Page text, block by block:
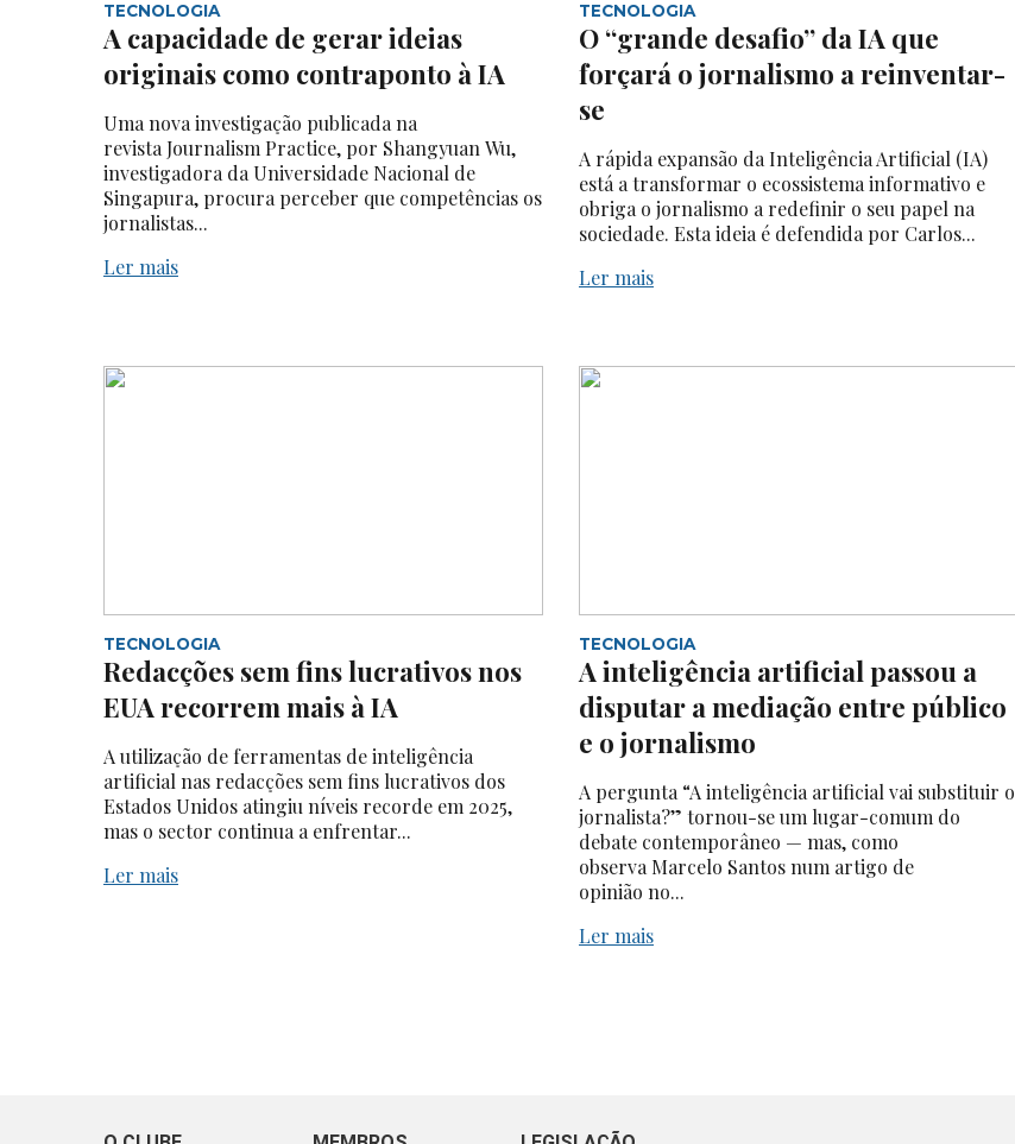
TECNOLOGIA
A capacidade de gerar ideias
originais como contraponto à IA
Uma nova investigação publicada na
revista Journalism Practice, por Shangyuan Wu,
investigadora da Universidade Nacional de
Singapura, procura perceber que competências os
jornalistas...
Ler mais
TECNOLOGIA
O “grande desafio” da IA que
forçará o jornalismo a reinventar-
se
A rápida expansão da Inteligência Artificial (IA)
está a transformar o ecossistema informativo e
obriga o jornalismo a redefinir o seu papel na
sociedade. Esta ideia é defendida por Carlos...
Ler mais
TECNOLOGIA
Redacções sem fins lucrativos nos
EUA recorrem mais à IA
A utilização de ferramentas de inteligência
artificial nas redacções sem fins lucrativos dos
Estados Unidos atingiu níveis recorde em 2025,
mas o sector continua a enfrentar...
Ler mais
TECNOLOGIA
A inteligência artificial passou a
disputar a mediação entre público
e o jornalismo
A pergunta “A inteligência artificial vai substituir o
jornalista?” tornou-se um lugar-comum do
debate contemporâneo — mas, como
observa Marcelo Santos num artigo de
opinião no...
Ler mais